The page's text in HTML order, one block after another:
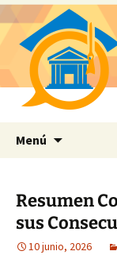
Menú
Resumen
sus
10 junio, 2026